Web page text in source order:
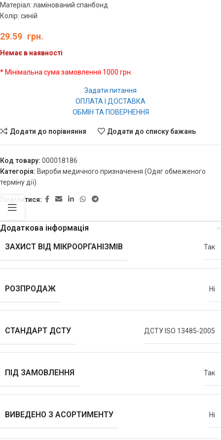
Матеріал: ламінований спанбонд
Колір: синій
29.59 грн.
Немає в наявності
* Мінімальна сума замовлення 1000 грн.
Задати питання
ОПЛАТА І ДОСТАВКА
ОБМІН ТА ПОВЕРНЕННЯ
Додати до порівняння Додати до списку бажань
Код товару: 000018186
Категорія: Вироби медичного призначення (Одяг обмеженого
терміну дії)
Поділитися:
Додаткова інформація
ЗАХИСТ ВІД МІКРООРГАНІЗМІВ
Так
РОЗПРОДАЖ Ні
СТАНДАРТ ДСТУ ДСТУ ISO 13485-2005
ПІД ЗАМОВЛЕННЯ Так
ВИВЕДЕНО З АСОРТИМЕНТУ Ні